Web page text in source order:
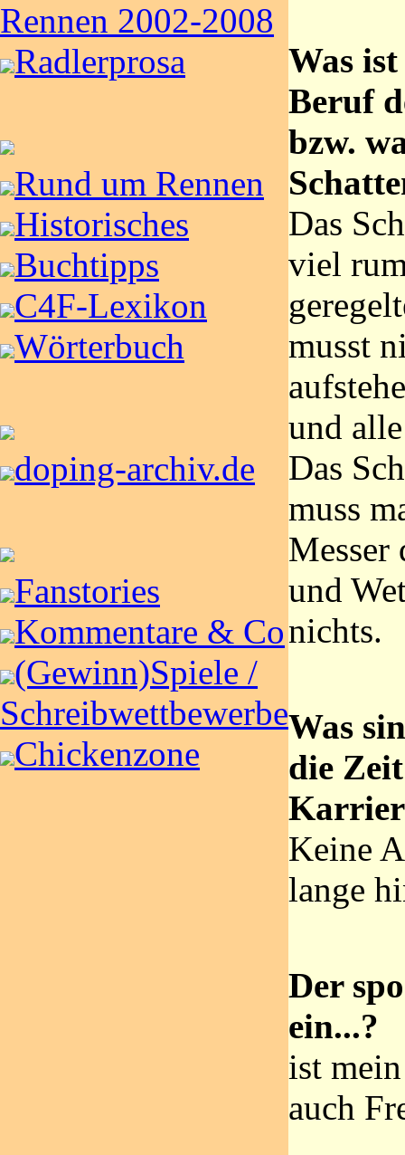
Rennen 2002-2008
Radlerprosa
Rund um Rennen
Historisches
Buchtipps
C4F-Lexikon
Wörterbuch
doping-archiv.de
Fanstories
Kommentare & Co
(Gewinn)Spiele /
Schreibwettbewerbe
Chickenzone
Was
Beruf
bzw.
Das
viel
musst
und
Das
muss
Messer
und
nichts.
Was
die
Keine
lange
Der
ein...?
ist
auch